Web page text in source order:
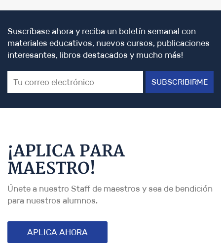
Suscríbase ahora y reciba un boletín semanal con
materiales educativos, nuevos cursos, publicaciones
interesantes, libros destacados y mucho más!
SUBSCRIBIRME
¡APLICA PARA
MAESTRO!
Únete a nuestro Staff de maestros y sea de bendición
para nuestros alumnos.
APLICA AHORA